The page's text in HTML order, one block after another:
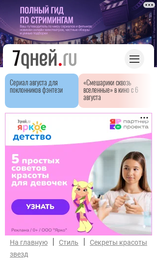
Сериал августа для
поклонников фэнтези
«Смешарики сквозь
вселенные» в кино с 6
августа
На главную | Стиль |
Секреты красоты
звезд